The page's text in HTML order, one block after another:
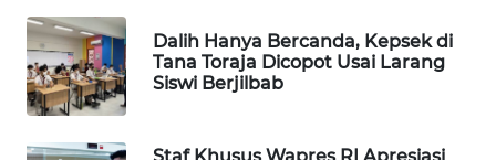
Dalih Hanya Bercanda, Kepsek di
Tana Toraja Dicopot Usai Larang
Siswi Berjilbab
WAHANA
UMKM
SELEB